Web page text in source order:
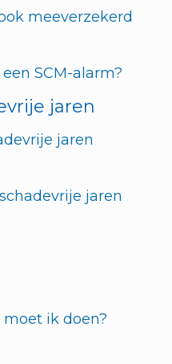
meeverzekerd
SCM-alarm?
jaren
jaren
jaren
ik doen?